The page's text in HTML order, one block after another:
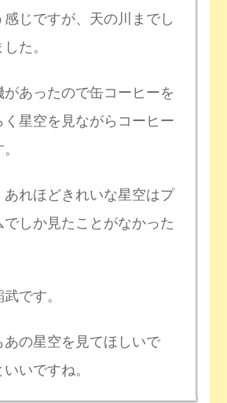
感じですが、天の川までし
た。
あったので缶コーヒーを
く星空を見ながらコーヒー
あれほどきれいな星空はプ
でしか見たことがなかった
です。
あの星空を見てほしいで
いですね。